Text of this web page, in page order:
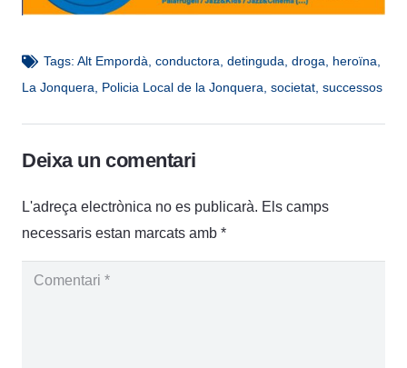
Tags: Alt Empordà conductora detinguda droga heroïna
La Jonquera
Policia Local de la Jonquera societat successos
Deixa un comentari
L'adreça electrònica no es publicarà. Els camps
necessaris estan marcats amb *